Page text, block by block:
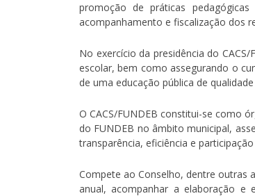
promoção de práticas
acompanhamento e fiscalização dos
No exercício da presidência do
escolar, bem como assegurando o
de uma educação pública de
O CACS/FUNDEB constitui-se como
do FUNDEB no âmbito municipal,
transparência, eficiência e
Compete ao Conselho, dentre outras
anual, acompanhar a elaboração e